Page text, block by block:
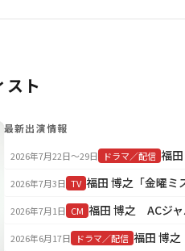
スト
最新出演情報
2026年7月22日〜29日 ドラマ／配信 福
2026年7月3日 TV 福田 博之「金曜ミ
2026年7月1日 CM
2026年6月17日 ドラマ／配信 福田 博之